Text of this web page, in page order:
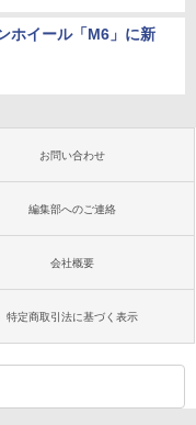
ホイール「M6」に新
お問い合わせ
編集部へのご連絡
会社概要
特定商取引法に基づく表示